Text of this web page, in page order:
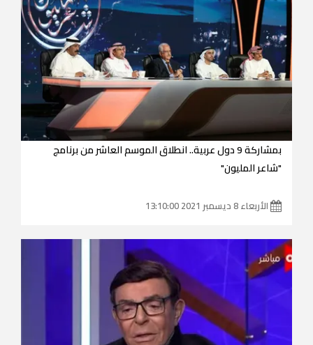
بمشاركة 9 دول عربية.. انطلاق الموسم العاشر من برنامج
"شاعر المليون"
الأربعاء 8 ديسمبر 2021 13:10:00